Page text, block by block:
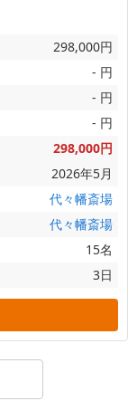
298,000円
- 円
- 円
- 円
298,000円
2026年5月
代々幡斎場
代々幡斎場
15名
3日